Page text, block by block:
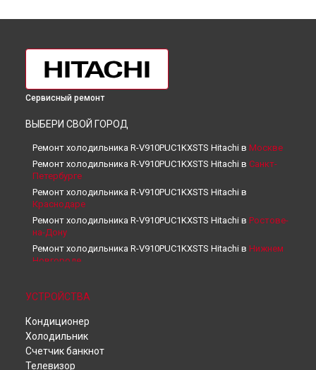
Сервисный ремонт
ВЫБЕРИ СВОЙ ГОРОД
Ремонт холодильника R-V910PUC1KXSTS Hitachi в Москве
Ремонт холодильника R-V910PUC1KXSTS Hitachi в Санкт-
Петербурге
Ремонт холодильника R-V910PUC1KXSTS Hitachi в
Краснодаре
Ремонт холодильника R-V910PUC1KXSTS Hitachi в Ростове-
на-Дону
Ремонт холодильника R-V910PUC1KXSTS Hitachi в Нижнем
Новгороде
Новосибирске
Челябинске
Ремонт холодильника R-V910PUC1KXSTS Hitachi в
Екатеринбурге
Ремонт холодильника R-V910PUC1KXSTS Hitachi в
УСТРОЙСТВА
Кондиционер
Холодильник
Счетчик банкнот
Телевизор